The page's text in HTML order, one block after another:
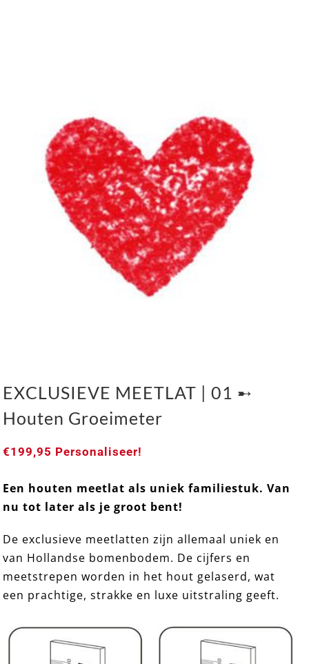
EXCLUSIEVE MEETLAT | 01 ➸ Houten Groeimeter
EXCLUSIEVE MEETLAT | 01 ➸
Houten Groeimeter
€199,95 Personaliseer!
Een houten meetlat als uniek familiestuk. Van
nu tot later als je groot bent!
De exclusieve meetlatten zijn allemaal uniek en
van Hollandse bomenbodem. De cijfers en
meetstrepen worden in het hout gelaserd, wat
een prachtige, strakke en luxe uitstraling geeft.